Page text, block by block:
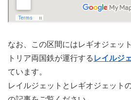
なお、この区間にはレギオジェッ
トリア両国鉄が運行する レイルジ
ています。
レイルジェットとレギオジェット